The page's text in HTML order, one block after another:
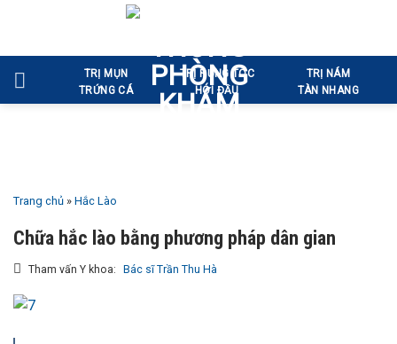
nội
dung
TRỊ MỤN
TRỨNG CÁ
TRỊ RỤNG TÓC
HÓI ĐẦU
TRỊ NÁM
TÀN NHANG
Trang chủ » Hắc Lào
Chữa hắc lào bằng phương pháp dân gian
Tham vấn Y khoa: Bác sĩ Trần Thu Hà